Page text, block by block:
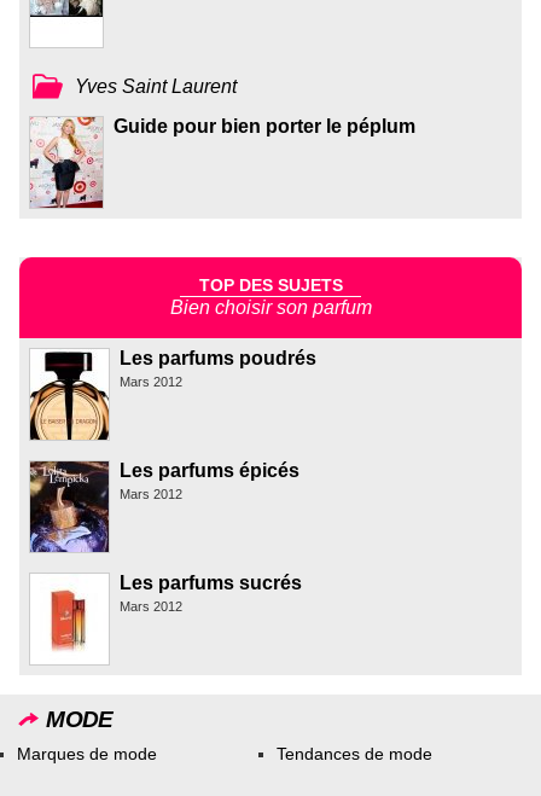
Yves Saint Laurent
Guide pour bien porter le péplum
TOP DES SUJETS
Bien choisir son parfum
Les parfums poudrés
Mars 2012
Les parfums épicés
Mars 2012
Les parfums sucrés
Mars 2012
MODE
Marques de mode Tendances de mode